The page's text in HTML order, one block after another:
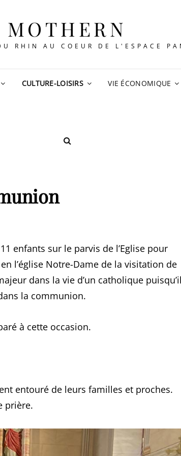
MOTHERN
RHIN AU COEUR DE L'ESPACE
CULTURE-LOISIRS VIE ÉCONOMIQUE
SEARCH
enfants sur le parvis de l’Eglise pour
l’église Notre-Dame de la visitation de
dans la vie d’un catholique
la communion.
à cette occasion.
entouré de leurs familles et proches.
prière.